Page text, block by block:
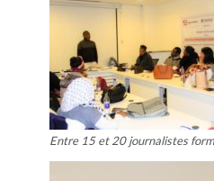
Entre 15 et 20 journalistes